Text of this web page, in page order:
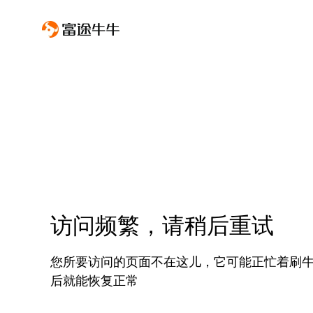
访问频繁，请稍后重试
您所要访问的页面不在这儿，它可能正忙着刷
后就能恢复正常